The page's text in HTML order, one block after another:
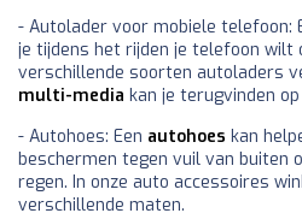
- Autolader voor mobiele telefoon:
je tijdens het rijden je telefoon wilt
verschillende soorten autoladers
multi-media kan je terugvinden
- Autohoes: Een autohoes kan
beschermen tegen vuil van buiten
regen. In onze auto accessoires
verschillende maten.